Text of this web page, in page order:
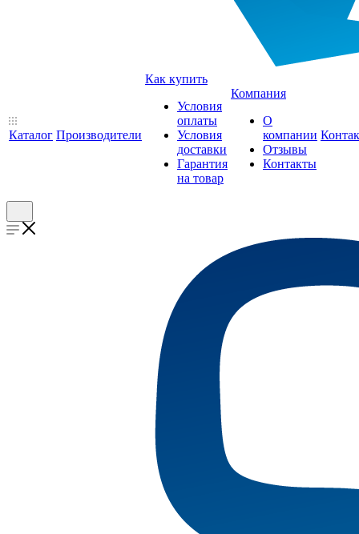
Каталог Производители
Как купить
Условия
оплаты
Условия
доставки
Гарантия
на товар
Компания
О
компании
Отзывы
Контакты